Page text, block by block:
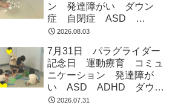
ン 発達障がい ダウン
症 自閉症 ASD
ADHD 児童発達支援 放
市 つくばみらい市 坂東
市 守谷市
2026.08.03
7月31日 パラグライダー
記念日 運動療育 コミュ
ニケーション 発達障が
い ASD ADHD ダウン
症 児童発達支援 放課後
2026.07.31